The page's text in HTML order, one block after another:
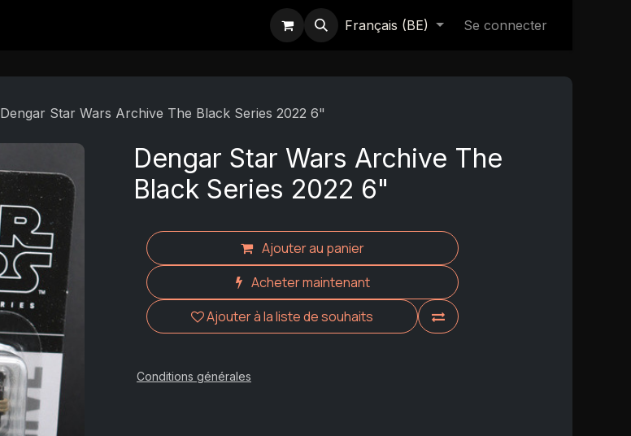
Français (BE) Se connecter
Dengar Star Wars Archive The Black Series 2022 6"
Dengar Star Wars Archive The
Black Series 2022 6"
Ajouter au panier
Acheter maintenant
Ajouter à la liste de souhaits
Conditions générales